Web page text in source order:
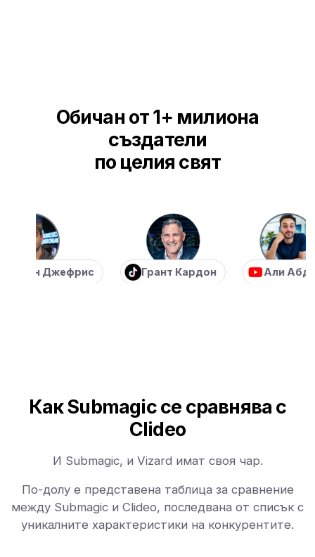
Обичан от 1+ милиона
създатели
по целия свят
Джефрис Грант Кардон Али Абдал
Как Submagic се сравнява с
Clideo
И Submagic, и Vizard имат своя чар.
По-долу е представена таблица за сравнение
между Submagic и Clideo, последвана от списък с
уникалните характеристики на конкурентите.